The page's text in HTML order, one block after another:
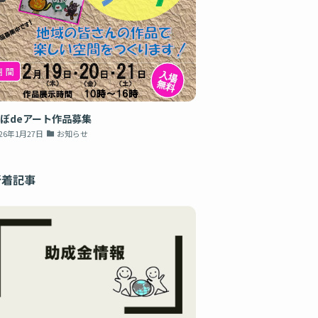
deアート作品募集
年1月27日 お知らせ
記事